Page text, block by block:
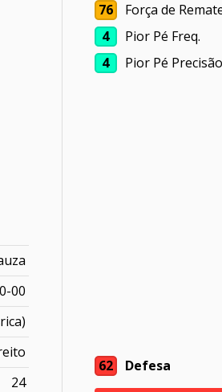
00
24
76
Força de
4
Pior Pé Freq.
4
Pior Pé Precisão
62 Defesa